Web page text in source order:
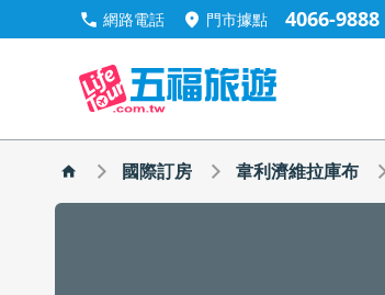
call 網路電話 location_on 門市據點 4066-9888
國際訂房 韋利濟維拉庫布